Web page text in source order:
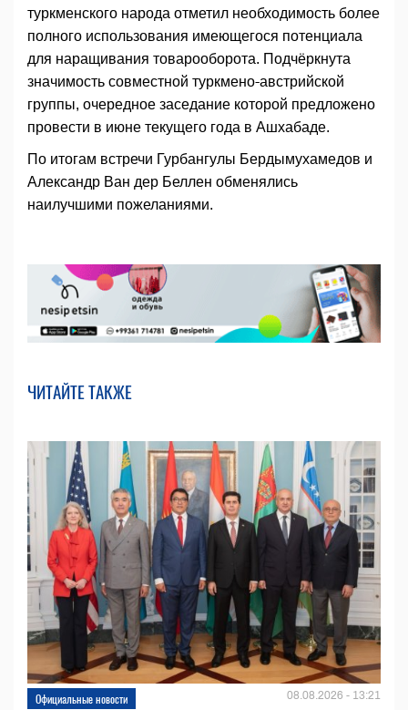
туркменского народа отметил необходимость более
полного использования имеющегося потенциала
для наращивания товарооборота. Подчёркнута
значимость совместной туркмено-австрийской
группы, очередное заседание которой предложено
провести в июне текущего года в Ашхабаде.
По итогам встречи Гурбангулы Бердымухамедов и
Александр Ван дер Беллен обменялись
наилучшими пожеланиями.
ЧИТАЙТЕ ТАКЖЕ
Официальные новости 08.08.2026 - 13:21